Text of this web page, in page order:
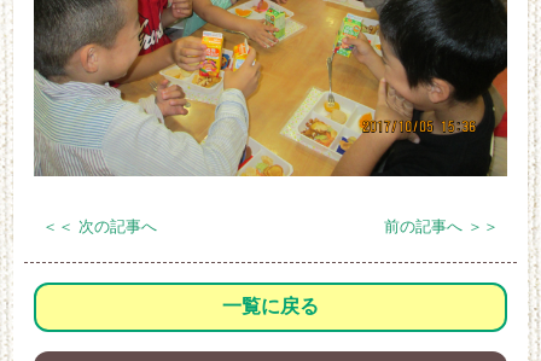
＜＜ 次の記事へ 前の記事へ ＞＞
一覧に戻る